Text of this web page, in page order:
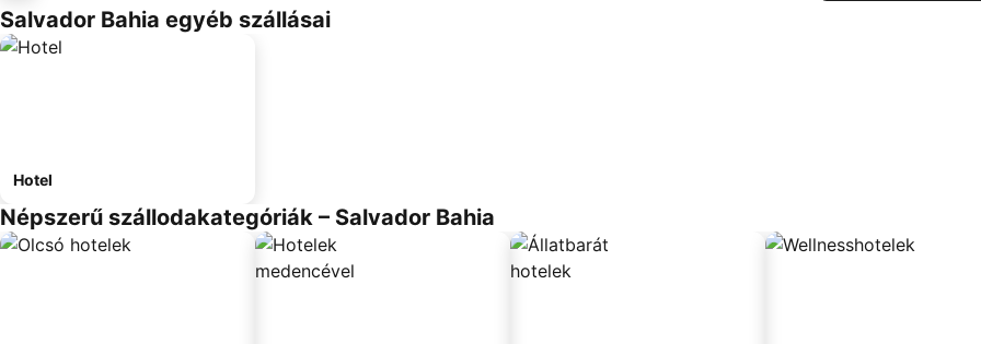
Salvador Bahia egyéb szállásai
Hotel
Népszerű szállodakategóriák – Salvador Bahia